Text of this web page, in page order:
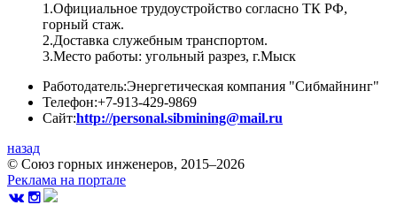
1.Официальное трудоустройство согласно ТК РФ,
горный стаж.
2.Доставка служебным транспортом.
3.Место работы: угольный разрез, г.Мыск
Работодатель:Энергетическая компания "Сибмайнинг"
Телефон:+7-913-429-9869
Сайт:http://personal.sibmining@mail.ru
назад
© Союз горных инженеров, 2015–2026
Реклама на портале